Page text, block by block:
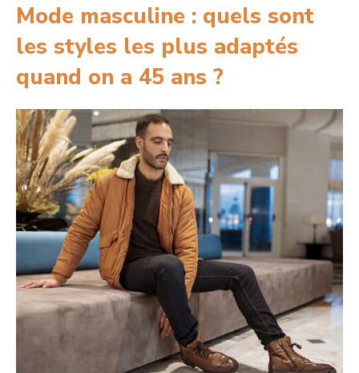
Mode masculine : quels sont
les styles les plus adaptés
quand on a 45 ans ?